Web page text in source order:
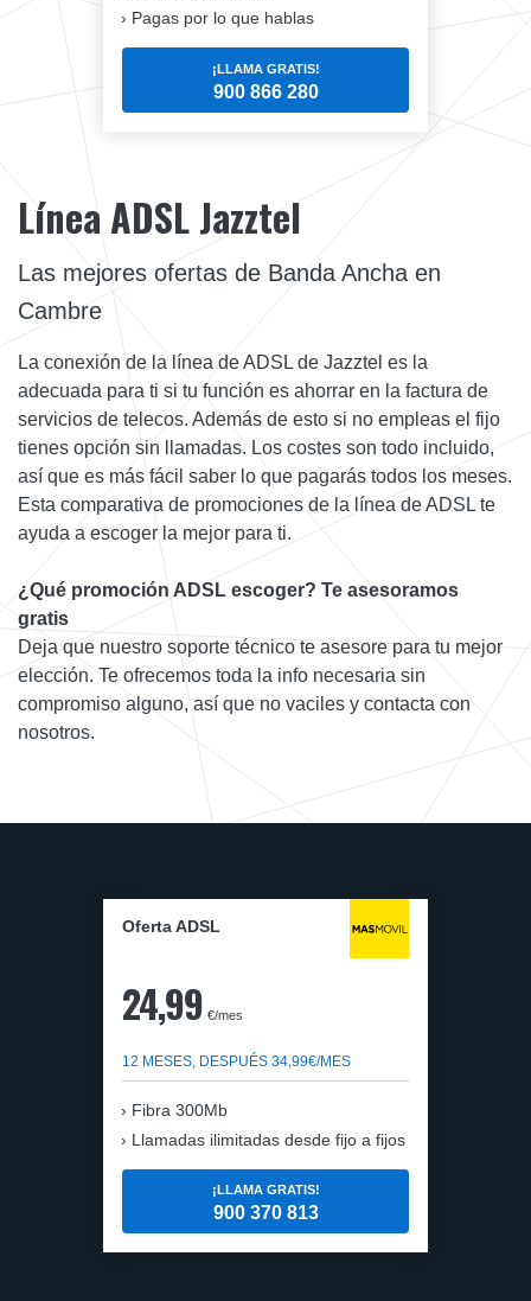
Pagas por lo que hablas
¡LLAMA GRATIS!
900 866 280
Línea ADSL Jazztel
Las mejores ofertas de Banda Ancha en
Cambre
La conexión de la línea de ADSL de Jazztel es la
adecuada para ti si tu función es ahorrar en la factura de
servicios de telecos. Además de esto si no empleas el fijo
tienes opción sin llamadas. Los costes son todo incluido,
así que es más fácil saber lo que pagarás todos los meses.
Esta comparativa de promociones de la línea de ADSL te
ayuda a escoger la mejor para ti.
¿Qué promoción ADSL escoger? Te asesoramos
gratis
Deja que nuestro soporte técnico te asesore para tu mejor
elección. Te ofrecemos toda la info necesaria sin
compromiso alguno, así que no vaciles y contacta con
nosotros.
Oferta ADSL
24,99 €/mes
12 MESES, DESPUÉS 34,99€/MES
Fibra 300Mb
Llamadas ilimitadas desde fijo a fijos
¡LLAMA GRATIS!
900 370 813